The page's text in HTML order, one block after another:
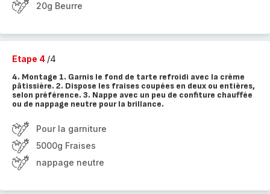
20g Beurre
Etape 4 /4
4. Montage 1. Garnis le fond de tarte refroidi avec la crème
pâtissière. 2. Dispose les fraises coupées en deux ou entières,
selon préférence. 3. Nappe avec un peu de confiture chauffée
ou de nappage neutre pour la brillance.
Pour la garniture
5000g Fraises
nappage neutre